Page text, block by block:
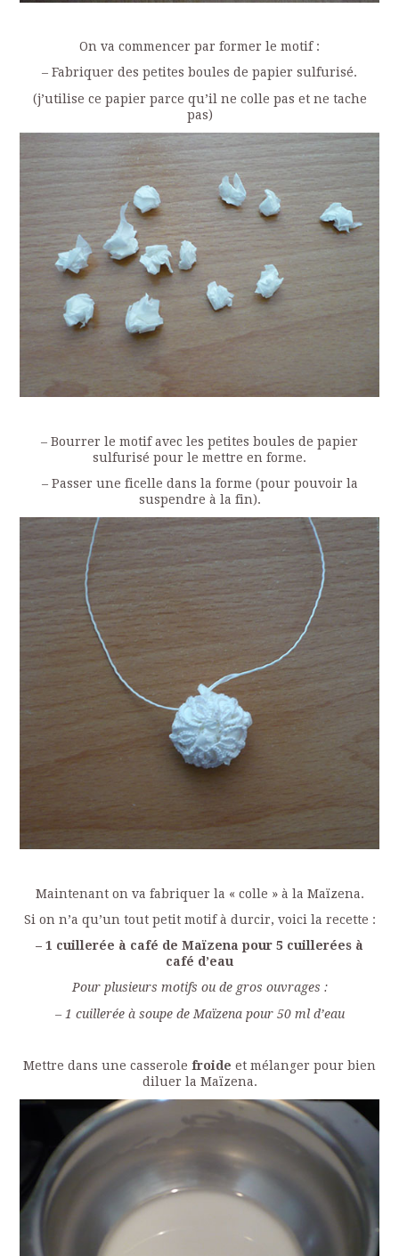
On va commencer par former le motif :
– Fabriquer des petites boules de papier sulfurisé.
(j’utilise ce papier parce qu’il ne colle pas et ne tache
pas)
– Bourrer le motif avec les petites boules de papier
sulfurisé pour le mettre en forme.
– Passer une ficelle dans la forme (pour pouvoir la
suspendre à la fin).
Maintenant on va fabriquer la « colle » à la Maïzena.
Si on n’a qu’un tout petit motif à durcir, voici la recette :
– 1 cuillerée à café de Maïzena pour 5 cuillerées à
café d’eau
Pour plusieurs motifs ou de gros ouvrages :
– 1 cuillerée à soupe de Maïzena pour 50 ml d’eau
Mettre dans une casserole froide et mélanger pour bien
diluer la Maïzena.